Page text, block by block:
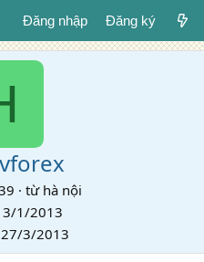
Đăng nhập Đăng ký
· từ hà nội
3/1/2013
27/3/2013